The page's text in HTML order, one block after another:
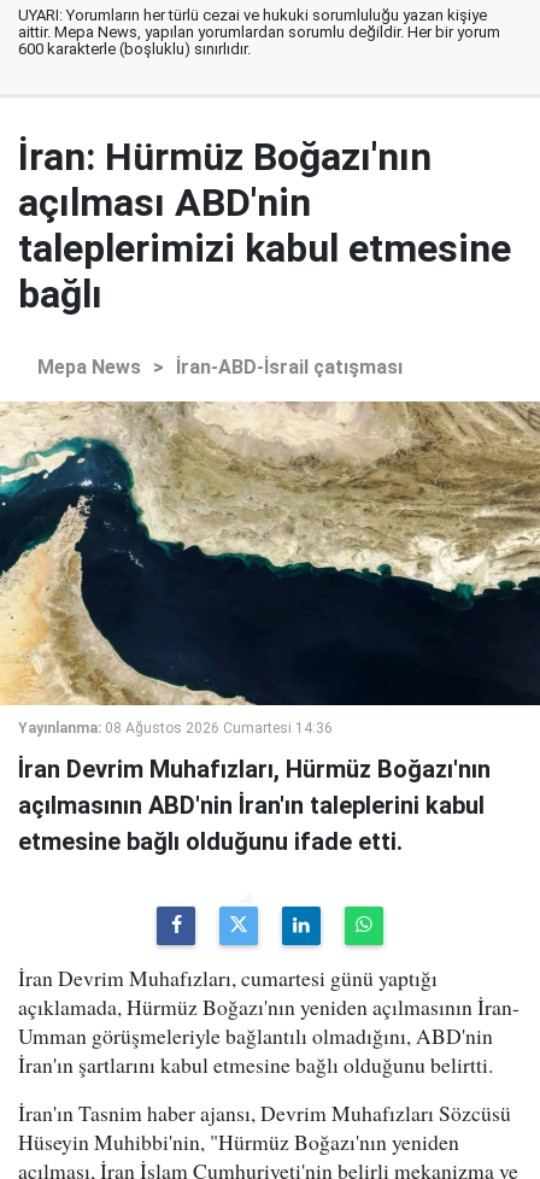
UYARI: Yorumların her türlü cezai ve hukuki sorumluluğu yazan kişiye
aittir. Mepa News, yapılan yorumlardan sorumlu değildir. Her bir yorum
600 karakterle (boşluklu) sınırlıdır.
İran: Hürmüz Boğazı'nın
açılması ABD'nin
taleplerimizi kabul etmesine
bağlı
Mepa News > İran-ABD-İsrail çatışması
Yayınlanma: 08 Ağustos 2026 Cumartesi 14:36
İran Devrim Muhafızları, Hürmüz Boğazı'nın
açılmasının ABD'nin İran'ın taleplerini kabul
etmesine bağlı olduğunu ifade etti.
İran Devrim Muhafızları, cumartesi günü yaptığı
açıklamada, Hürmüz Boğazı'nın yeniden açılmasının İran-
Umman görüşmeleriyle bağlantılı olmadığını, ABD'nin
İran'ın şartlarını kabul etmesine bağlı olduğunu belirtti.
İran'ın Tasnim haber ajansı, Devrim Muhafızları Sözcüsü
Hüseyin Muhibbi'nin, "Hürmüz Boğazı'nın yeniden
açılması, İran İslam Cumhuriyeti'nin belirli mekanizma ve